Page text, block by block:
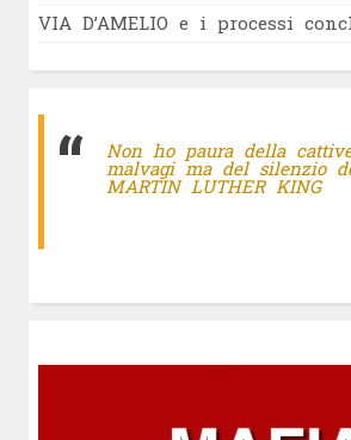
VIA D’AMELIO e i processi
Non ho paura della
malvagi ma del silenzio
MARTIN LUTHER KING